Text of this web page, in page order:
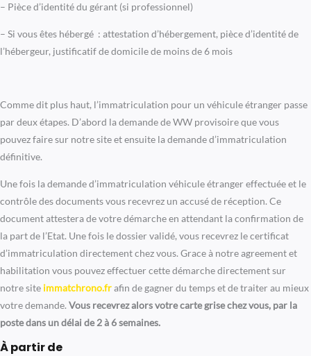
– Pièce d’identité du gérant (si professionnel)
– Si vous êtes hébergé : attestation d’hébergement, pièce d’identité de
l’hébergeur, justificatif de domicile de moins de 6 mois
Comme dit plus haut, l’immatriculation pour un véhicule étranger passe
par deux étapes. D’abord la demande de WW provisoire que vous
pouvez faire sur notre site et ensuite la demande d’immatriculation
définitive.
Une fois la demande d’immatriculation véhicule étranger effectuée et le
contrôle des documents vous recevrez un accusé de réception. Ce
document attestera de votre démarche en attendant la confirmation de
la part de l’Etat. Une fois le dossier validé, vous recevrez le certificat
d’immatriculation directement chez vous. Grace à notre agreement et
habilitation vous pouvez effectuer cette démarche directement sur
notre site immatchrono.frafin de gagner du temps et de traiter au mieux
votre demande. Vous recevrez alors votre carte grise chez vous, par la
poste dans un délai de 2 à 6 semaines.
À partir de